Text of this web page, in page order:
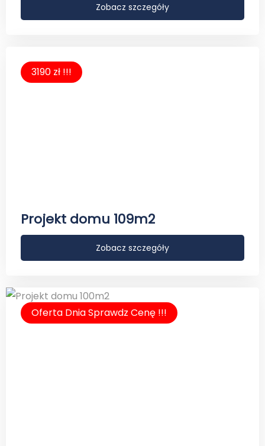
Zobacz szczegóły
3190 zł !!!
Projekt domu 109m2
Zobacz szczegóły
Oferta Dnia Sprawdz Cenę !!!